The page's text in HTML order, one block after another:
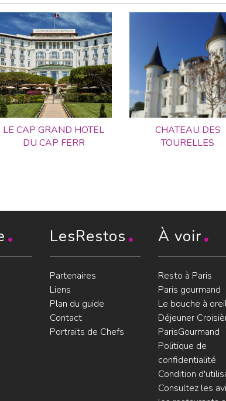
LE CAP GRAND HOTEL
DU CAP FERR
CHATEAU DES
TOURELLES
LesRestos
Partenaires
Liens
Plan du guide
Contact
Portraits de Chefs
À voir
Resto à Paris
Paris gourmand
Le bouche à
Déjeuner
ParisGourmand
Politique de
confidentialité
Condition
Consultez les